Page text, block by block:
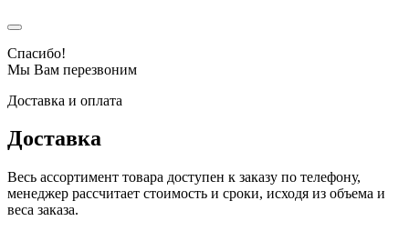
Спасибо!
Мы Вам перезвоним
Доставка и оплата
Доставка
Весь ассортимент товара доступен к заказу по телефону,
менеджер рассчитает стоимость и сроки, исходя из объема и
веса заказа.